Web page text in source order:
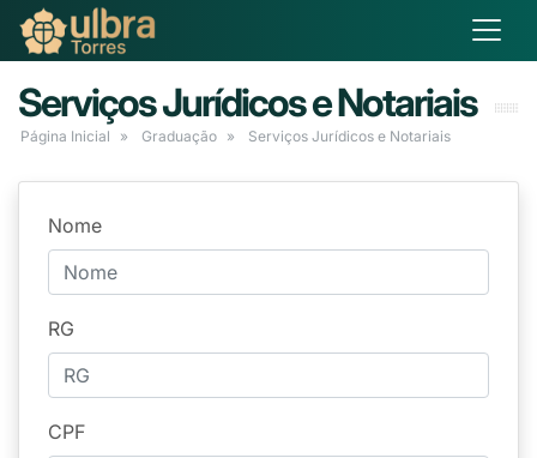
Serviços Jurídicos e Notariais
Página Inicial Graduação Serviços Jurídicos e Notariais
Nome
RG
CPF